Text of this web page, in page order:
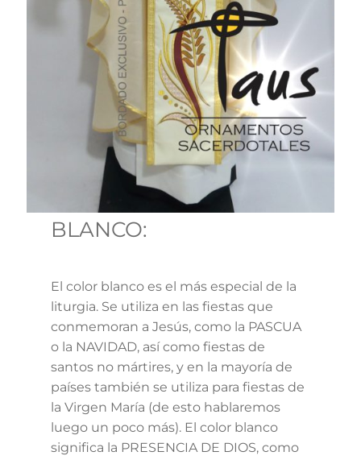
BLANCO:
El color blanco es el más especial de la
liturgia. Se utiliza en las fiestas que
conmemoran a Jesús, como la PASCUA
o la NAVIDAD, así como fiestas de
santos no mártires, y en la mayoría de
países también se utiliza para fiestas de
la Virgen María (de esto hablaremos
luego un poco más). El color blanco
significa la PRESENCIA DE DIOS, como